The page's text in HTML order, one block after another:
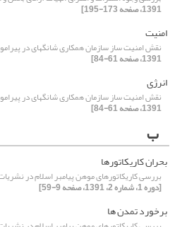
1391، صفحه 173-195]
امنیت
نقش امنیت ساز سازمان همکاری شانگهای در
1391، صفحه 61-84]
انرژی
نقش امنیت ساز سازمان همکاری شانگهای در
1391، صفحه 61-84]
ب
بحران کاریکاتورها
بررسی کاریکاتورهای موهن پیامبر اسلام در
[دوره 1، شماره 2، 1391، صفحه 9-59]
برخورد تمدن ها